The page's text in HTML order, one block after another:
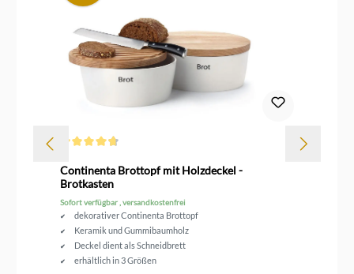
Continenta Brottopf mit Holzdeckel -
Brotkasten
Sofort verfügbar , versandkostenfrei
dekorativer Continenta Brottopf
Keramik und Gummibaumholz
Deckel dient als Schneidbrett
erhältlich in 3 Größen